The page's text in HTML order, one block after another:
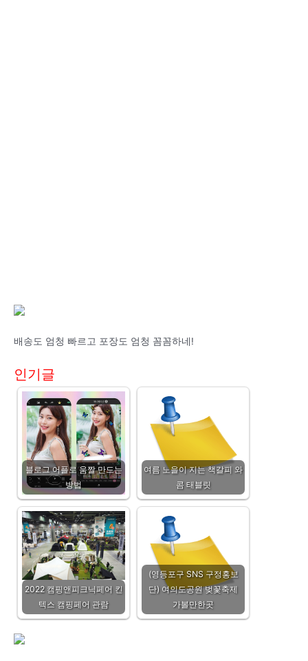
배송도 엄청 빠르고 포장도 엄청 꼼꼼하네!
인기글
블로그 어플로 움짤 만드는
방법
여름 노을이 지는 책갈피 와
콤 태블릿
2022 캠핑앤피크닉페어 킨
텍스 캠핑페어 관람
(영등포구 SNS 구정홍보
단) 여의도공원 벚꽃축제
가볼만한곳